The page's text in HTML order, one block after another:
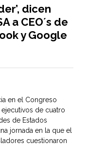
dicen
a CEO´s de
y Google
en el Congreso
de cuatro
de Estados
jornada en la que el
cuestionaron